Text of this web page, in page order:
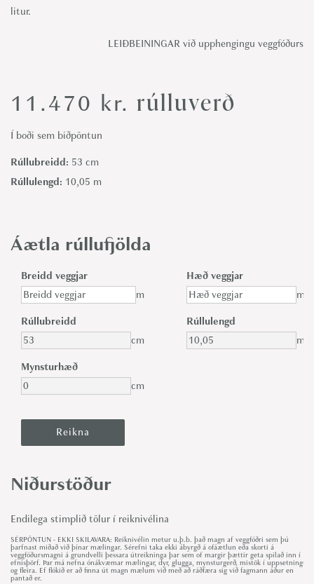
11.470 kr. rúlluverð
litur.
LEIÐBEININGAR við upphengingu veggfóðurs
Í boði sem biðpöntun
Rúllubreidd: 53 cm
Rúllulengd: 10,05 m
Áætla rúllufjölda
Breidd veggjar
m
Hæð veggjar
m
Rúllubreidd
cm
Rúllulengd
m
Mynsturhæð
cm
Niðurstöður
Endilega stimplið tölur í reiknivélina
SÉRPÖNTUN - EKKI SKILAVARA: Reiknivélin metur u.þ.b. það magn af veggfóðri sem þú
þarfnast miðað við þínar mælingar. Sérefni taka ekki ábyrgð á ofáætlun eða skorti á
veggfóðursmagni á grundvelli þessara útreikninga þar sem of margir þættir geta spilað inn í
efnisþörf. Þar má nefna ónákvæmar mælingar, dyr, glugga, mynsturgerð, mistök í uppsetningu
og fleira. Ef flókið er að finna út magn mælum við með að ráðfæra sig við fagmann áður en
pantað er.